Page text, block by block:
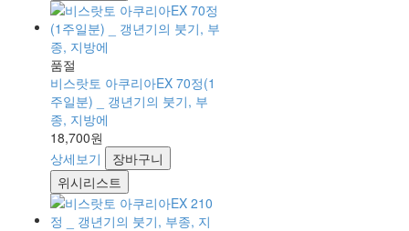
품절
비스랏토 아쿠리아EX 70정(1
주일분) _ 갱년기의 붓기, 부
종, 지방에
18,700원
상세보기
장바구니
위시리스트